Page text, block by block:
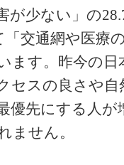
が少ない」の
交通網や医療
ます。昨今の日
セスの良さや
優先にする人
ません。